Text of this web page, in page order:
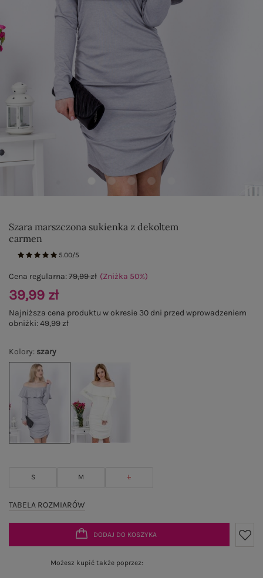
Szara marszczona sukienka z dekoltem
carmen
5.00/5
Kolory: szary
S M L
TABELA ROZMIARÓW
Cena regularna:79,99 zł (Zniżka 50%)
39,99 zł
Najniższa cena produktu w okresie 30 dni przed wprowadzeniem
obniżki:49,99 zł
DODAJ DO KOSZYKA
Możesz kupić także poprzez: